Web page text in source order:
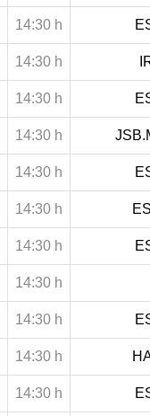
14:30 h
14:30 h
14:30 h
14:30 h
14:30 h
14:30 h
14:30 h
14:30 h
14:30 h
14:30 h
14:30 h